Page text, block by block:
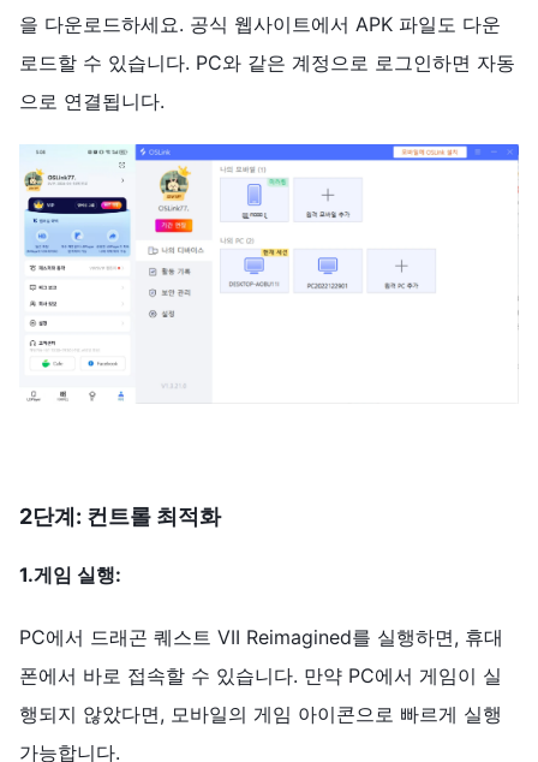
을 다운로드하세요. 공식 웹사이트에서 APK 파일도 다운
로드할 수 있습니다. PC와 같은 계정으로 로그인하면 자동
으로 연결됩니다.
2단계: 컨트롤 최적화
1.게임 실행:
PC에서 드래곤 퀘스트 VII Reimagined를 실행하면, 휴대
폰에서 바로 접속할 수 있습니다. 만약 PC에서 게임이 실
행되지 않았다면, 모바일의 게임 아이콘으로 빠르게 실행
가능합니다.